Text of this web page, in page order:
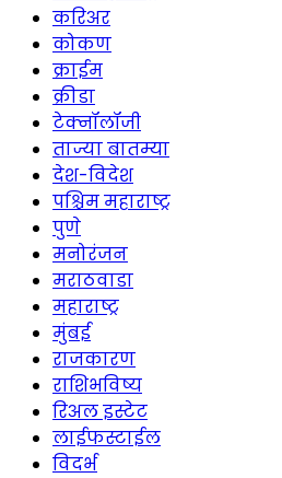
करिअर
कोकण
क्राईम
क्रीडा
टेक्नॉलॉजी
ताज्या बातम्या
देश-विदेश
पश्चिम महाराष्ट्र
पुणे
मनोरंजन
मराठवाडा
महाराष्ट्र
मुंबई
राजकारण
राशिभविष्य
रिअल इस्टेट
लाईफस्टाईल
विदर्भ